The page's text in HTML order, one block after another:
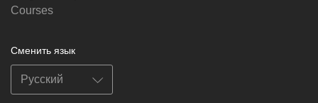
Courses
Сменить язык